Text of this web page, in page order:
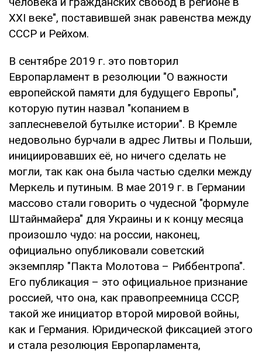
ХХI веке", поставившей знак равенства между
СССР и Рейхом.
В сентябре 2019 г. это повторил
Европарламент в резолюции "О важности
европейской памяти для будущего Европы",
которую путин назвал "копанием в
заплесневелой бутылке истории". В Кремле
недовольно бурчали в адрес Литвы и Польши,
инициировавших её, но ничего сделать не
могли, так как она была частью сделки между
Меркель и путиным. В мае 2019 г. в Германии
массово стали говорить о чудесной "формуле
Штайнмайера" для Украины и к концу месяца
произошло чудо: на россии, наконец,
официально опубликовали советский
экземпляр "Пакта Молотова – Риббентропа".
Его публикация – это официальное признание
россией, что она, как правопреемница СССР,
такой же инициатор второй мировой войны,
как и Германия. Юридической фиксацией этого
и стала резолюция Европарламента,